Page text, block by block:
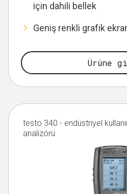
için dahili bellek
Geniş renkli grafik
Ürüne
testo 340 - endüstriyel
analizörü